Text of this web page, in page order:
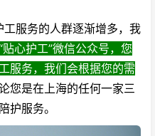
务的人群逐渐增多，我
贴心护工”微信公众号，您
服务，我们会根据您的需
您是在上海的任何一家三
护服务。